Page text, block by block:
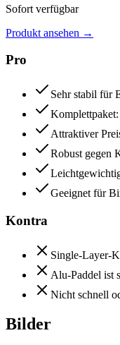
Sofort verfügbar
Produkt ansehen →
Pro
Sehr stabil für
Attraktiver
Robust gegen
Geeignet für
Kontra
Single-Layer-
Alu-Paddel ist
Nicht schnell
Bilder